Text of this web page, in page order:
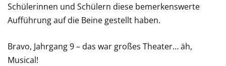
Schülerinnen und Schülern diese bemerkenswerte
Aufführung auf die Beine gestellt haben.
Bravo, Jahrgang 9 – das war großes Theater… äh,
Musical!